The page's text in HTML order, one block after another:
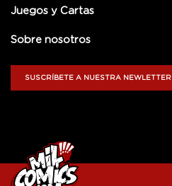
Juegos y Cartas
Sobre nosotros
SUSCRÍBETE A NUESTRA NEWLETTER